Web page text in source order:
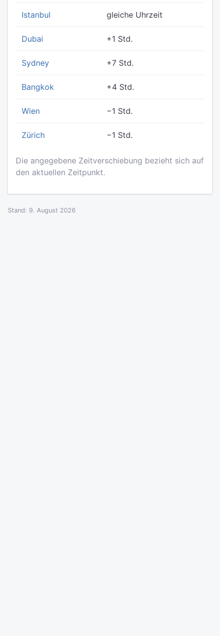
Istanbul gleiche Uhrzeit
Dubai +1 Std.
Sydney +7 Std.
Bangkok +4 Std.
Wien −1 Std.
Zürich −1 Std.
Die angegebene Zeitverschiebung bezieht sich auf
den aktuellen Zeitpunkt.
Stand: 9. August 2026